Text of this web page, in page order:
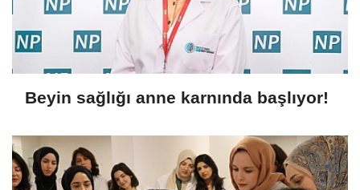
Beyin sağlığı anne karnında başlıyor!